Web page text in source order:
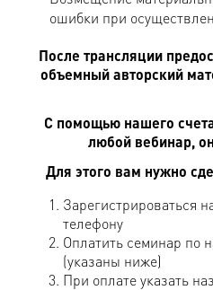
ошибки при
После трансляции
объемный авторский
С помощью нашего
любой вебинар,
Для этого вам нужно
Зарегистрироваться
телефону
Оплатить семинар по
(указаны ниже)
При оплате указать